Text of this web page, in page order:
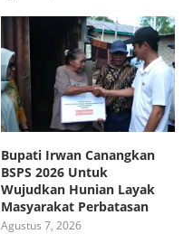
Bupati Irwan Canangkan
BSPS 2026 Untuk
Wujudkan Hunian Layak
Masyarakat Perbatasan
Agustus 7, 2026